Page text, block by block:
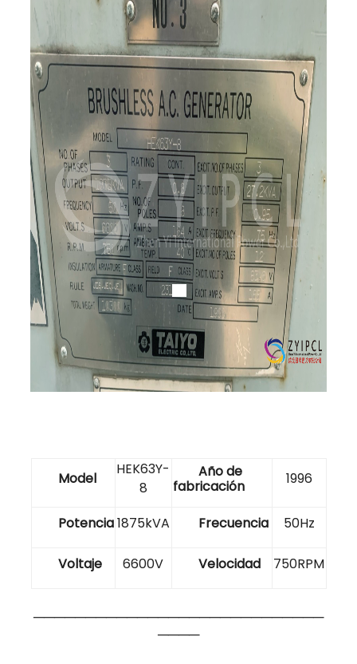
Model
HEK63Y-
8
Año de
fabricación
1996
Potencia1875kVA Frecuencia 50Hz
Voltaje 6600V Velocidad 750RPM
────────────────────────────
────